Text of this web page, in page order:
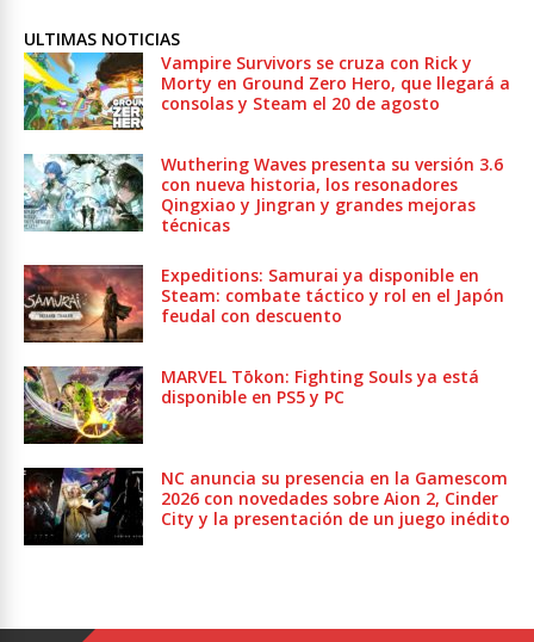
ULTIMAS NOTICIAS
Vampire Survivors se cruza con Rick y
Morty en Ground Zero Hero, que llegará a
consolas y Steam el 20 de agosto
Wuthering Waves presenta su versión 3.6
con nueva historia, los resonadores
Qingxiao y Jingran y grandes mejoras
técnicas
Expeditions: Samurai ya disponible en
Steam: combate táctico y rol en el Japón
feudal con descuento
MARVEL Tōkon: Fighting Souls ya está
disponible en PS5 y PC
NC anuncia su presencia en la Gamescom
2026 con novedades sobre Aion 2, Cinder
City y la presentación de un juego inédito